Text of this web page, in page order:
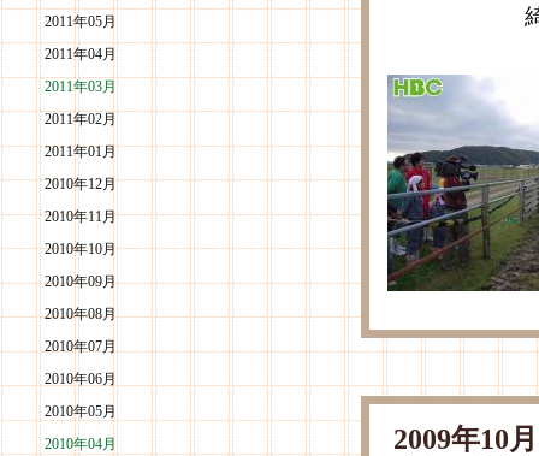
2011年05月
2011年04月
2011年03月
2011年02月
2011年01月
2010年12月
2010年11月
2010年10月
2010年09月
2010年08月
2010年07月
2010年06月
2010年05月
2010年04月
綺麗だ
2009年